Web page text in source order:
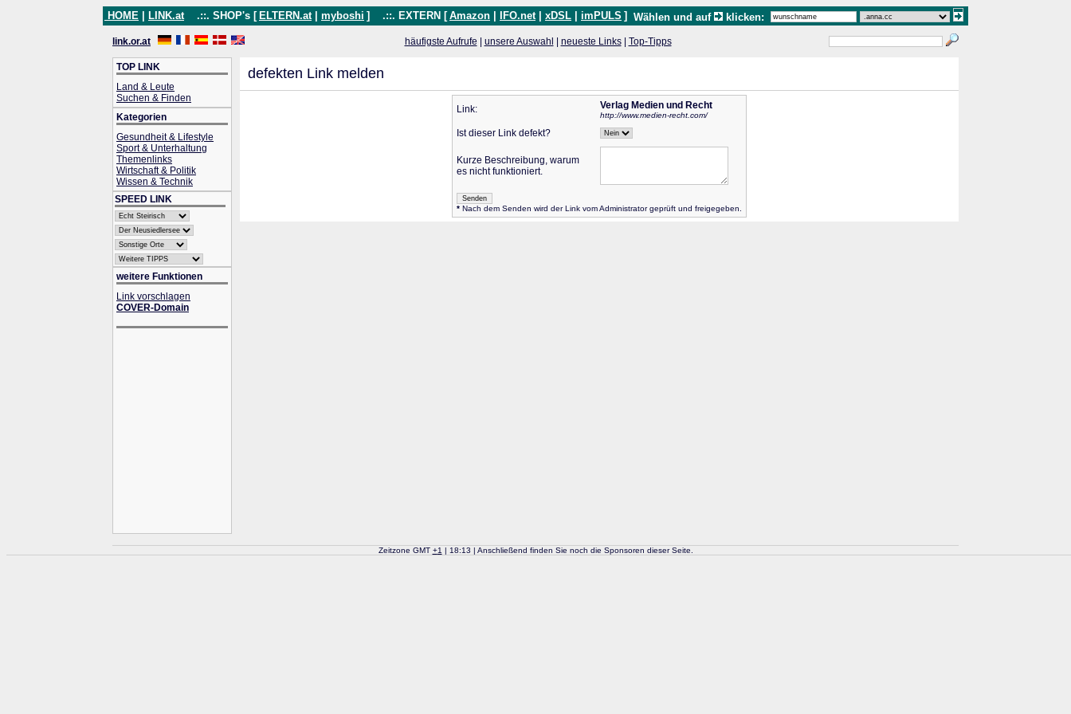
HOME LINK.at .::. SHOP's [ ELTERN.at myboshi ] .::. EXTERN [ Amazon IFO.net xDSL imPULS ] Wählen und auf klicken:
link.or.at häufigste Aufrufe unsere Auswahl neueste Links| Top-Tipps
TOP LINK
Land & Leute
Suchen & Finden
Kategorien
Gesundheit & Lifestyle
Sport & Unterhaltung
Themenlinks
Wirtschaft & Politik
Wissen & Technik
SPEED LINK
weitere Funktionen
Link vorschlagen
COVER-Domain
defekten Link melden
Link: Verlag Medien und Recht
http://www.medien-recht.com/
Ist dieser Link defekt?
Kurze Beschreibung, warum
es nicht funktioniert.
* Nach dem Senden wird der Link vom Administrator geprüft und freigegeben.
Zeitzone GMT +1 | 18:13 | Anschließend finden Sie noch die Sponsoren dieser Seite.